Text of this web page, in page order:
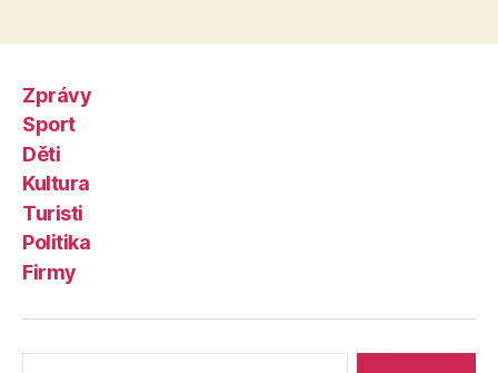
Zprávy
Sport
Děti
Kultura
Turisti
Politika
Firmy